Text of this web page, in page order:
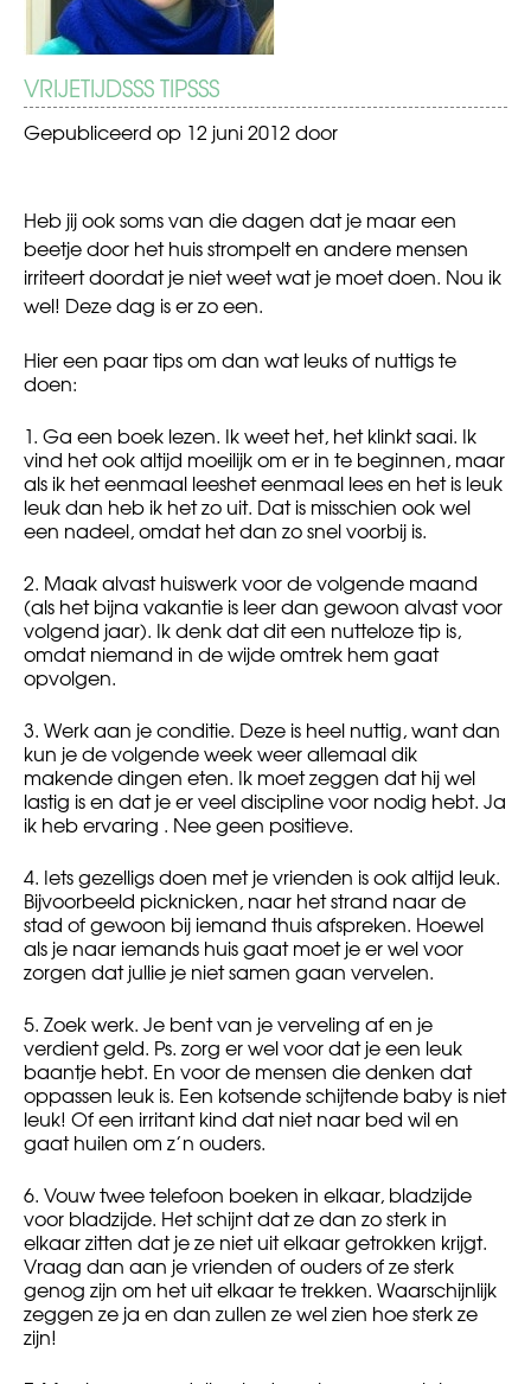
VRIJETIJDSSS TIPSSS
Gepubliceerd op 12 juni 2012 door
Heb jij ook soms van die dagen dat je maar een
beetje door het huis strompelt en andere mensen
irriteert doordat je niet weet wat je moet doen. Nou ik
wel! Deze dag is er zo een.
Hier een paar tips om dan wat leuks of nuttigs te
doen:
1. Ga een boek lezen. Ik weet het, het klinkt saai. Ik
vind het ook altijd moeilijk om er in te beginnen, maar
als ik het eenmaal leeshet eenmaal lees en het is leuk
leuk dan heb ik het zo uit. Dat is misschien ook wel
een nadeel, omdat het dan zo snel voorbij is.
2. Maak alvast huiswerk voor de volgende maand
(als het bijna vakantie is leer dan gewoon alvast voor
volgend jaar). Ik denk dat dit een nutteloze tip is,
omdat niemand in de wijde omtrek hem gaat
opvolgen.
3. Werk aan je conditie. Deze is heel nuttig, want dan
kun je de volgende week weer allemaal dik
makende dingen eten. Ik moet zeggen dat hij wel
lastig is en dat je er veel discipline voor nodig hebt. Ja
ik heb ervaring . Nee geen positieve.
4. Iets gezelligs doen met je vrienden is ook altijd leuk.
Bijvoorbeeld picknicken, naar het strand naar de
stad of gewoon bij iemand thuis afspreken. Hoewel
als je naar iemands huis gaat moet je er wel voor
zorgen dat jullie je niet samen gaan vervelen.
5. Zoek werk. Je bent van je verveling af en je
verdient geld. Ps. zorg er wel voor dat je een leuk
baantje hebt. En voor de mensen die denken dat
oppassen leuk is. Een kotsende schijtende baby is niet
leuk! Of een irritant kind dat niet naar bed wil en
gaat huilen om z’n ouders.
6. Vouw twee telefoon boeken in elkaar, bladzijde
voor bladzijde. Het schijnt dat ze dan zo sterk in
elkaar zitten dat je ze niet uit elkaar getrokken krijgt.
Vraag dan aan je vrienden of ouders of ze sterk
genog zijn om het uit elkaar te trekken. Waarschijnlijk
zeggen ze ja en dan zullen ze wel zien hoe sterk ze
zijn!